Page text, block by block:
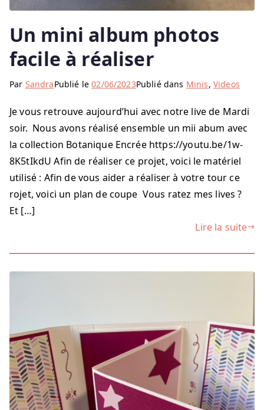
Un mini album photos
facile à réaliser
Par SandraPublié le02/06/2023Publié dans Minis, Videos
Je vous retrouve aujourd’hui avec notre live de Mardi
soir. Nous avons réalisé ensemble un mii abum avec
la collection Botanique Encrée https://youtu.be/1w-
8K5tIkdU Afin de réaliser ce projet, voici le matériel
utilisé : Afin de vous aider a réaliser à votre tour ce
rojet, voici un plan de coupe Vous ratez mes lives ?
Et […]
Lire la suite